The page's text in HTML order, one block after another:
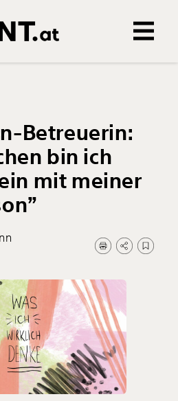
Betreuerin:
bin ich
mit meiner